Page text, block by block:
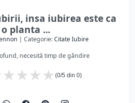
insa iubirea este ca
o planta ...
| Categorie:Citate Iubire
necesită timp de gândire
★
★
★
★ (0/5 din 0)